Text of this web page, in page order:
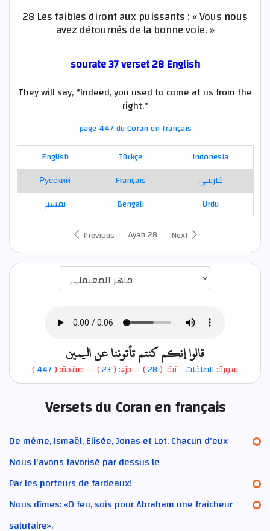
28 Les faibles diront aux puissants : « Vous nous
avez détournés de la bonne voie. »
sourate 37 verset 28 English
They will say, "Indeed, you used to come at us from the
right."
page 447 du Coran en français
English
Türkçe
Indonesia
Русский
Français
فارسی
تفسير
Bengali
Urdu
Previous
Ayah 28 Next
قالوا إنكم كنتم تأتوننا عن اليمين
سورة:الصافات- آية: ( 28
) - جزء: (23) - صفحة: ( 447
)
Versets du Coran en français
De même, Ismaël, Elisée, Jonas et Lot. Chacun d'eux
Nous l'avons favorisé par dessus le
Par les porteurs de fardeaux!
Nous dîmes: «O feu, sois pour Abraham une fraîcheur
salutaire».